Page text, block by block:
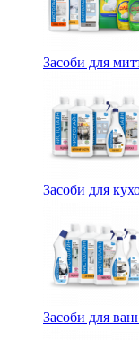
Засоби для
Засоби для
Засоби для